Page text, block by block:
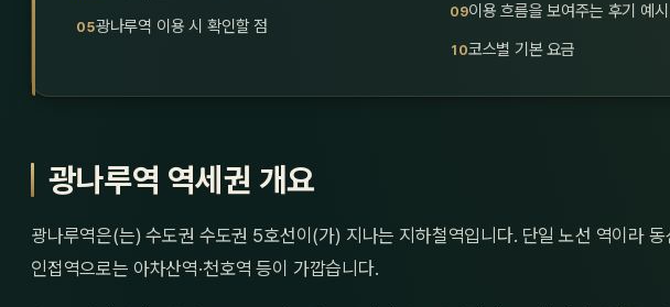
광나루역 이용 시 확인할 점
이용 흐름을 보여주는 후기 예시
코스별 기본 요금
광나루역 역세권 개요
광나루역은(는) 수도권 수도권 5호선이(가) 지나는 지하철역입니다. 단일 노선 역이라
인접역으로는 아차산역·천호역 등이 가깝습니다.